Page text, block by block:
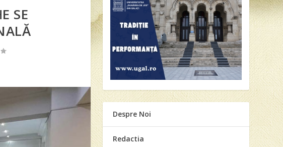
SE
Despre Noi
Redactia